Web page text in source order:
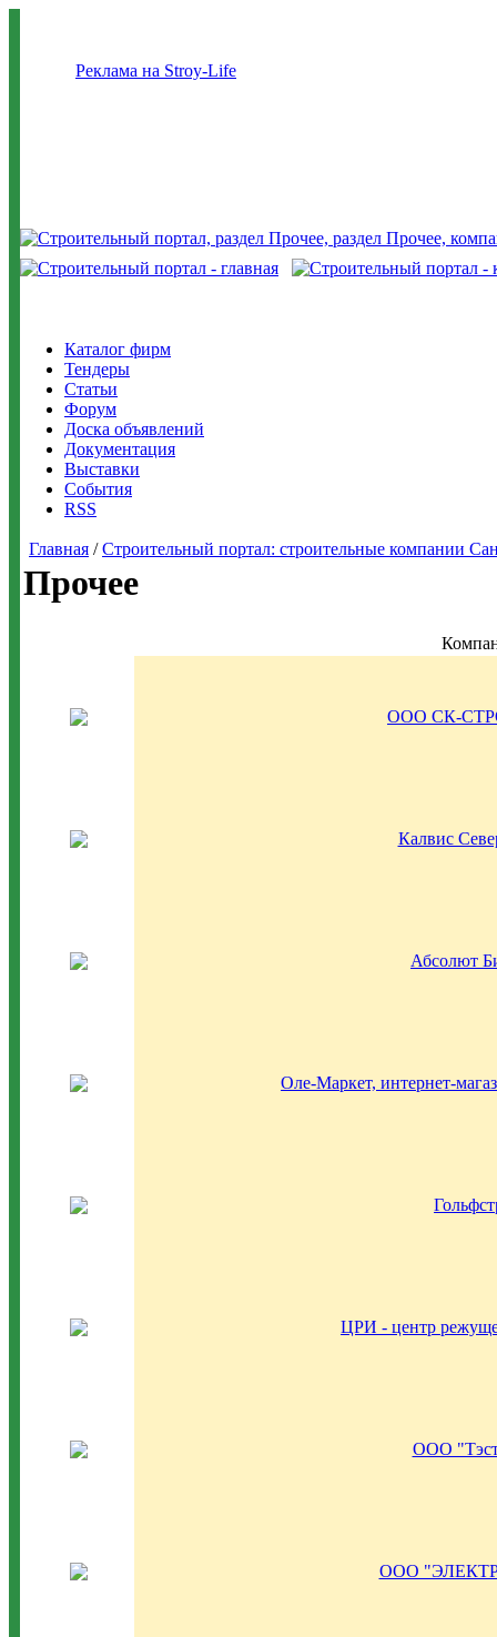
Реклама на Stroy-Life
Каталог фирм
Тендеры
Статьи
Форум
Доска объявлений
Документация
Выставки
События
RSS
Главная /Строительный портал: строительные компании
Прочее
ООО СК-
Калвис
Абсолют
Оле-Маркет, интернет-
ЦРИ - центр
ООО
ООО